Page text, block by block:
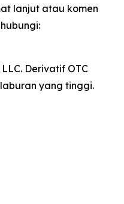
lanjut atau komen
Derivatif OTC
yang tinggi.